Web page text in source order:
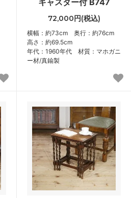
72,000円(税込)
横幅：約73cm 奥行：約76cm
高さ：約69.5cm
年代：1960年代 材質：マホガニ
ー材/真鍮製